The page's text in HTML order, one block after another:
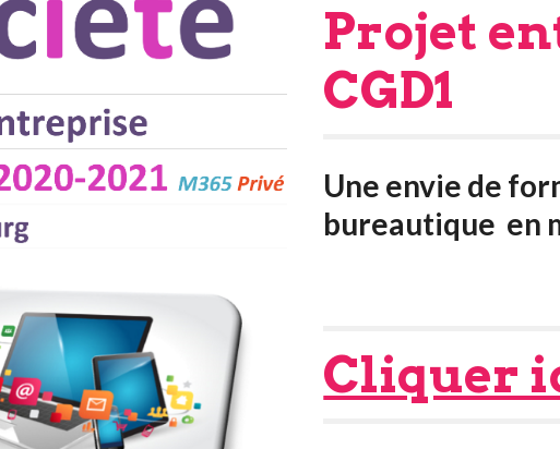
Projet
CGD1
Une envie de
bureautique en
Cliquer